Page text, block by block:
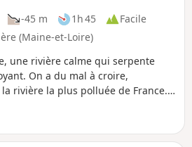
-45 m 1h 45
Facile
(Maine-et-Loire)
une rivière calme qui serpente
On a du mal à croire,
rivière la plus polluée de France.
et un sentier botanique.